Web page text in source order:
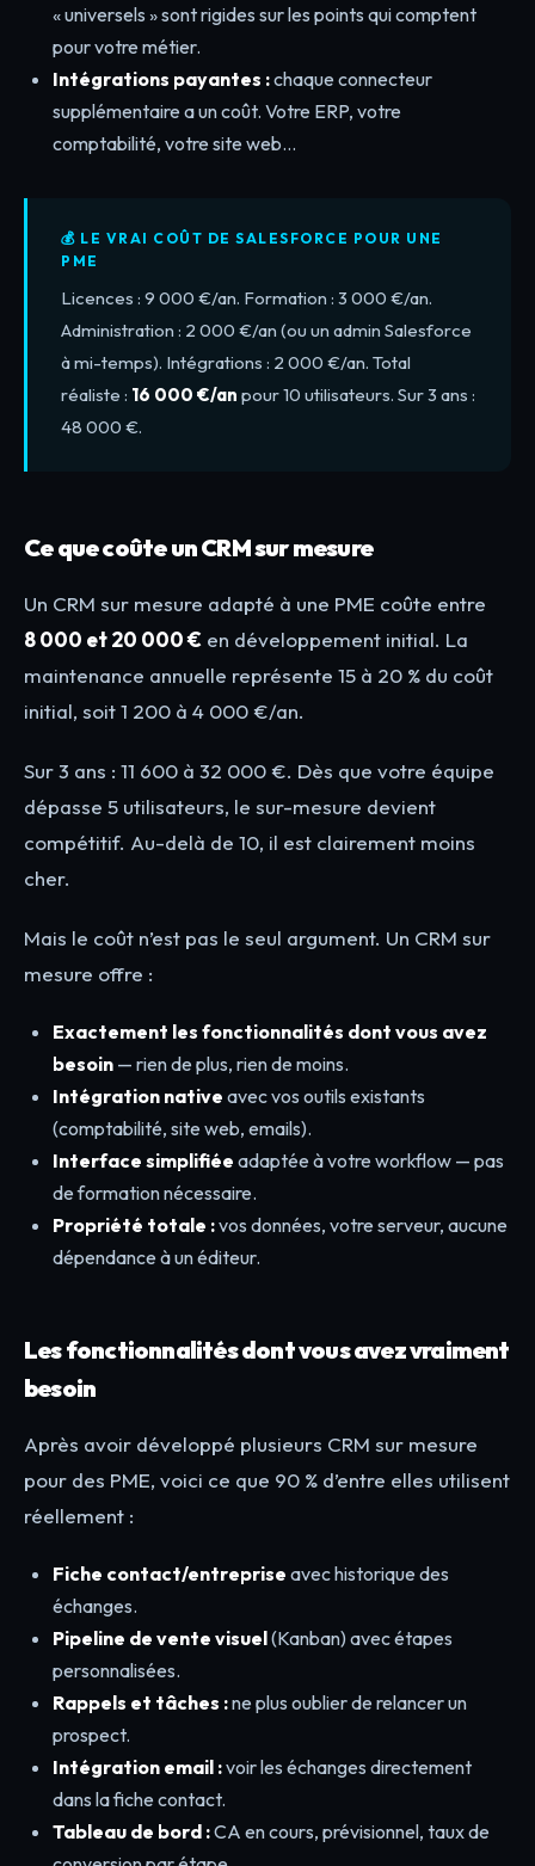
« universels » sont rigides sur les points qui comptent
pour votre métier.
Intégrations payantes :chaque connecteur
supplémentaire a un coût. Votre ERP, votre
comptabilité, votre site web…
💰 LE VRAI COÛT DE SALESFORCE POUR UNE
PME
Licences : 9 000 €/an. Formation : 3 000 €/an.
Administration : 2 000 €/an (ou un admin Salesforce
à mi-temps). Intégrations : 2 000 €/an. Total
réaliste : 16 000 €/an pour 10 utilisateurs. Sur 3 ans :
48 000 €.
Ce que coûte un CRM sur mesure
Un CRM sur mesure adapté à une PME coûte entre
8 000 et 20 000 € en développement initial. La
maintenance annuelle représente 15 à 20 % du coût
initial, soit 1 200 à 4 000 €/an.
Sur 3 ans : 11 600 à 32 000 €. Dès que votre équipe
dépasse 5 utilisateurs, le sur-mesure devient
compétitif. Au-delà de 10, il est clairement moins
cher.
Mais le coût n’est pas le seul argument. Un CRM sur
mesure offre :
Exactement les fonctionnalités dont vous avez
besoin — rien de plus, rien de moins.
Intégration native avec vos outils existants
(comptabilité, site web, emails).
Interface simplifiée adaptée à votre workflow — pas
de formation nécessaire.
Propriété totale :vos données, votre serveur, aucune
dépendance à un éditeur.
Les fonctionnalités dont vous avez vraiment
besoin
Après avoir développé plusieurs CRM sur mesure
pour des PME, voici ce que 90 % d’entre elles utilisent
réellement :
Fiche contact/entreprise avec historique des
échanges.
Pipeline de vente visuel(Kanban) avec étapes
personnalisées.
Rappels et tâches :ne plus oublier de relancer un
prospect.
Intégration email :voir les échanges directement
dans la fiche contact.
Tableau de bord :CA en cours, prévisionnel, taux de